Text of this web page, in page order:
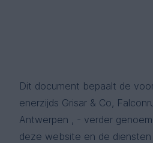
Dit document bepaalt de
enerzijds Grisar & Co,
Antwerpen , - verder
deze website en de